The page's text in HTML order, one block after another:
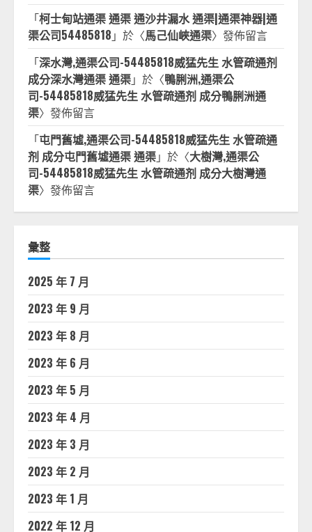
「柯士甸站通渠 通渠 通沙井漏水 通渠|通渠神器|通
渠公司54485818 」於〈馬己仙峽通渠〉發佈留言
「深水灣,通渠公司-54485818威猛先生 水管疏通剂
成分深水灣通渠 通渠」於〈鴨脷洲,通渠公
司-54485818威猛先生 水管疏通剂 成分鴨脷洲通
渠〉發佈留言
「屯門舊墟,通渠公司-54485818威猛先生 水管疏通
剂 成分屯門舊墟通渠 通渠」於〈大樹灣,通渠公
司-54485818威猛先生 水管疏通剂 成分大樹灣通
渠〉發佈留言
彙整
2025 年 7 月
2023 年 9 月
2023 年 8 月
2023 年 6 月
2023 年 5 月
2023 年 4 月
2023 年 3 月
2023 年 2 月
2023 年 1 月
2022 年 12 月